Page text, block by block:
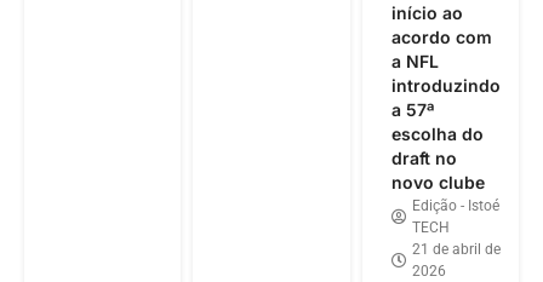
início ao
acordo com
a NFL
introduzindo
a 57ª
escolha do
draft no
novo clube
Edição - Istoé
TECH
21 de abril de
2026